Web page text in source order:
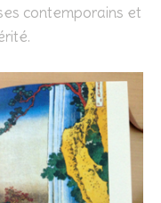
contemporains et